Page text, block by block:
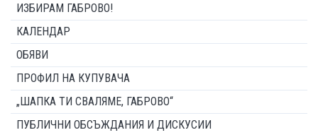
ИЗБИРАМ ГАБРОВО!
КАЛЕНДАР
ОБЯВИ
ПРОФИЛ НА КУПУВАЧА
„ШАПКА ТИ СВАЛЯМЕ, ГАБРОВО“
ПУБЛИЧНИ ОБСЪЖДАНИЯ И ДИСКУСИИ